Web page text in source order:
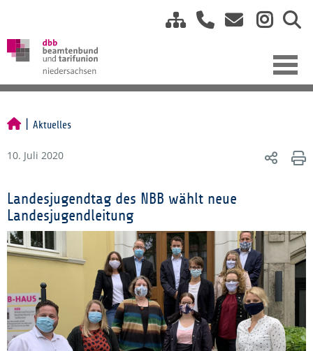
Aktuelles
10. Juli 2020
Landesjugendtag des NBB wählt neue
Landesjugendleitung